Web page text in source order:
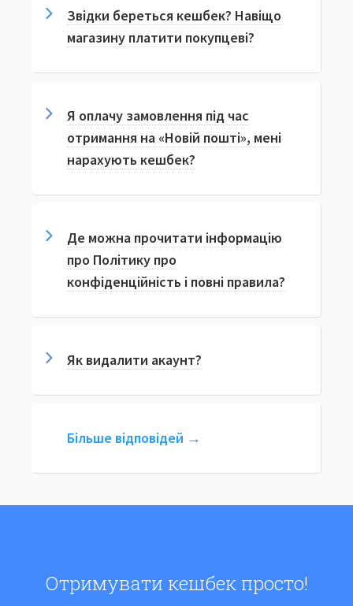
Звідки береться кешбек? Навіщо
магазину платити покупцеві?
Я оплачу замовлення під час
отримання на «Новій пошті», мені
нарахують кешбек?
Де можна прочитати інформацію
про Політику про
конфіденційність і повні правила?
Як видалити акаунт?
Більше відповідей →
Отримувати кешбек просто!